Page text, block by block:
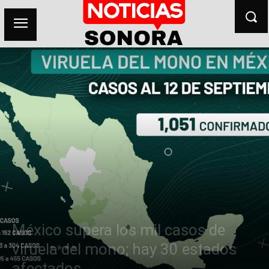
México supera los mil casos de
viruela del mono; hay 30 estados